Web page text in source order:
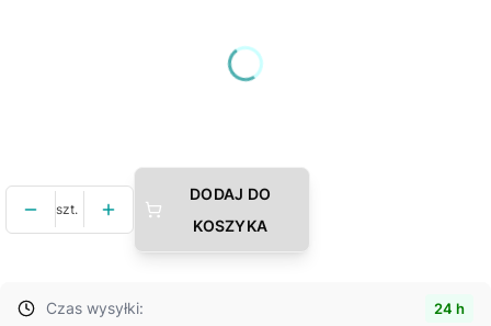
szt.
DODAJ DO
KOSZYKA
Czas wysyłki: 24 h